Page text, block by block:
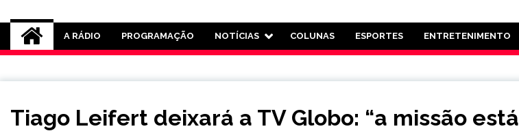
Rádio Aranãs 105.3
A RÁDIO PROGRAMAÇÃO NOTÍCIAS COLUNAS ESPORTES ENTRETENIMENTO
Tiago Leifert deixará a TV Globo: “a missão está